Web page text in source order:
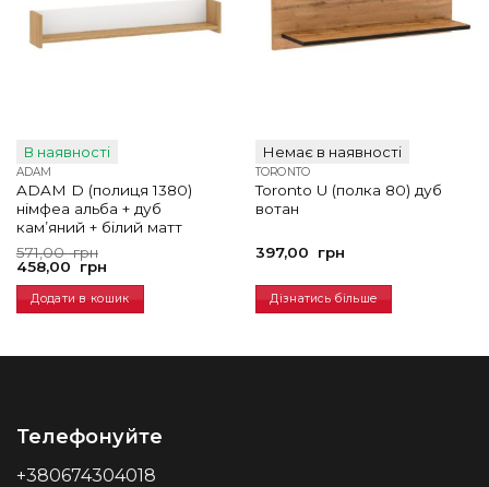
В наявності
ADAM
ADAM D (полиця 1380)
німфеа альба + дуб
кам’яний + білий матт
571,00грн
Оригінальна
ціна:
571,00
грн.
458,00 грн
Поточна
ціна:
458,00
грн.
Додати в кошик
Немає в наявності
TORONTO
Toronto U (полка 80) дуб
вотан
397,00 грн
Дізнатись більше
Телефонуйте
+380674304018